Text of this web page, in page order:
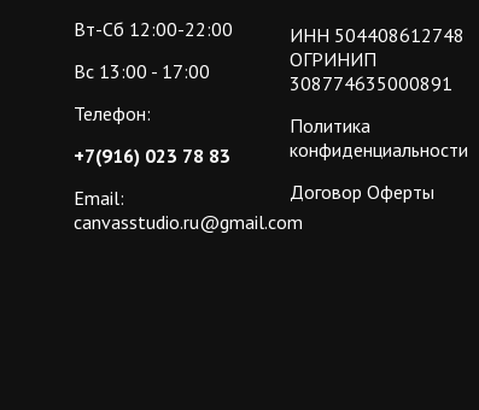
Вт-Сб 12:00-22:00
Вс 13:00 - 17:00
Телефон:
+7(916) 023 78 83
Email:
canvasstudio.ru@gmail.com
ИНН 504408612748
ОГРИНИП
308774635000891
Политика
конфиденциальности
Договор Оферты